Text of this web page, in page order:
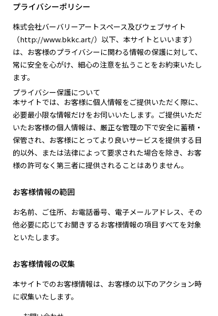
プライバシーポリシー
株式会社バーバリーアートスペース及びウェブサイト
（http://www.bkkc.art/）以下、本サイトといいます）
は、お客様のプライバシーに関わる情報の保護に対して、
常に安全を心がけ、細心の注意を払うことをお約束いたし
ます。
プライバシー保護について
本サイトでは、お客様に個人情報をご提供いただく際に、
必要最小限な情報だけをお伺いいたします。ご提供いただ
いたお客様の個人情報は、厳正な管理の下で安全に蓄積・
保管され、お客様にとってより良いサービスを提供する目
的以外、または法律によって要求された場合を除き、お客
様の許可なく第三者に提供されることはありません。
お客様情報の範囲
お名前、ご住所、お電話番号、電子メールアドレス、その
他必要に応じてお聞きするお客様情報の項目すべてを対象
といたします。
お客様情報の収集
本サイトでのお客様情報は、お客様の以下のアクション時
に収集いたします。